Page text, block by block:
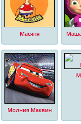
Масяня
Молния Маквин